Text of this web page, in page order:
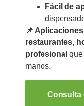
Fácil de
📌
restaurantes,
profesional que
manos.
Consulta